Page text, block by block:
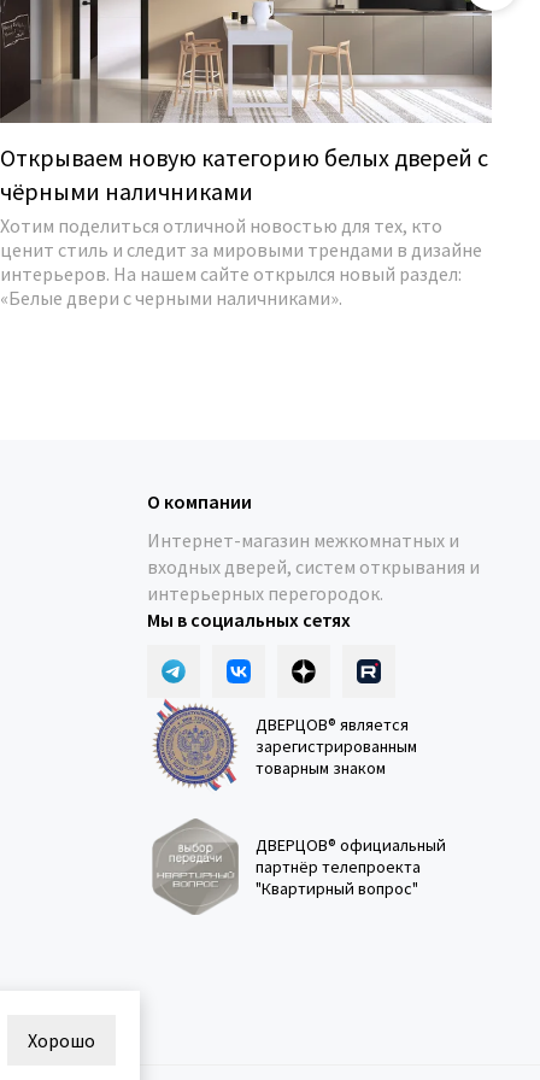
Открываем новую категорию белых дверей с
чёрными наличниками
Хотим поделиться отличной новостью для тех, кто
ценит стиль и следит за мировыми трендами в дизайне
интерьеров. На нашем сайте открылся новый раздел:
«Белые двери с черными наличниками».
О компании
Интернет-магазин межкомнатных и
входных дверей, систем открывания и
интерьерных перегородок.
Мы в социальных сетях
ДВЕРЦОВ® является
зарегистрированным
товарным знаком
ДВЕРЦОВ® официальный
партнёр телепроекта
"Квартирный вопрос"
Хорошо